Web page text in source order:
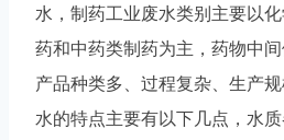
水，制药工业废水类别主要以
药和中药类制药为主，药物中
产品种类多、过程复杂、生产
水的特点主要有以下几点，水